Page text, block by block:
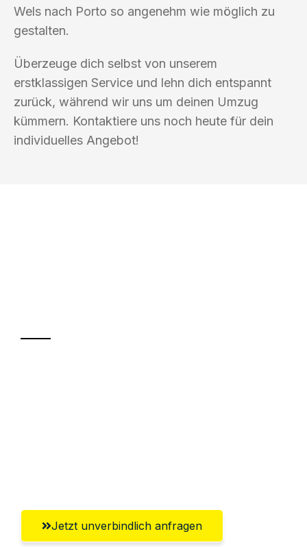
Wels nach Porto so angenehm wie möglich zu
gestalten.
Überzeuge dich selbst von unserem
erstklassigen Service und lehn dich entspannt
zurück, während wir uns um deinen Umzug
kümmern. Kontaktiere uns noch heute für dein
individuelles Angebot!
Jetzt unverbindlich anfragen